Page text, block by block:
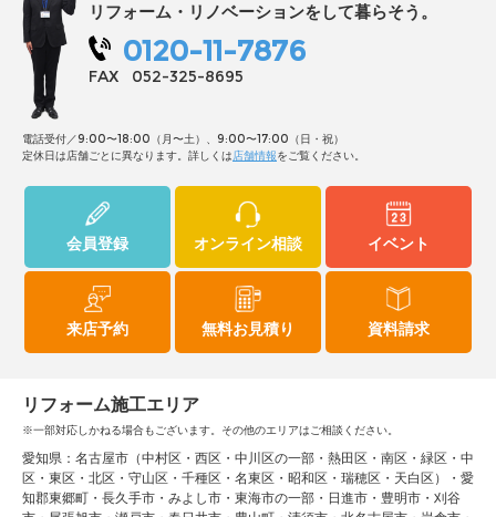
リフォーム・リノベーションをして暮らそう。
0120-11-7876
FAX 052-325-8695
電話受付／9:00〜18:00（月〜土）、9:00〜17:00（日・祝）
定休日は店舗ごとに異なります。詳しくは店舗情報をご覧ください。
会員登録 オンライン相談 イベント
来店予約 無料お見積り 資料請求
リフォーム施工エリア
※一部対応しかねる場合もございます。その他のエリアはご相談ください。
愛知県：名古屋市（中村区・西区・中川区の一部・熱田区・南区・緑区・中
区・東区・北区・守山区・千種区・名東区・昭和区・瑞穂区・天白区）・愛
知郡東郷町・長久手市・みよし市・東海市の一部・日進市・豊明市・刈谷